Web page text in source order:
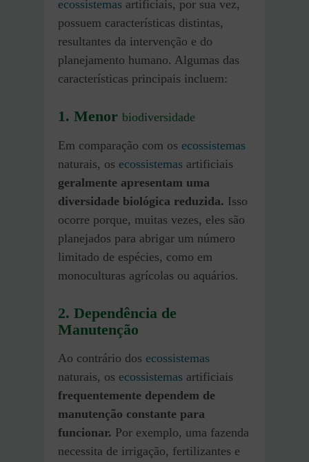
ecossistemas artificiais, por sua vez,
possuem características distintas,
resultantes da intervenção e do
planejamento humano. Algumas das
características principais incluem:
1. Menor biodiversidade
Em comparação com os ecossistemas
naturais, os ecossistemas artificiais
geralmente apresentam uma
diversidade biológica reduzida. Isso
ocorre porque, muitas vezes, eles são
planejados para abrigar um número
limitado de espécies, como em
monoculturas agrícolas ou aquários.
2. Dependência de
Manutenção
Ao contrário dos ecossistemas
naturais, os ecossistemas artificiais
frequentemente dependem de
manutenção constante para
funcionar. Por exemplo, uma fazenda
necessita de irrigação, fertilizantes e